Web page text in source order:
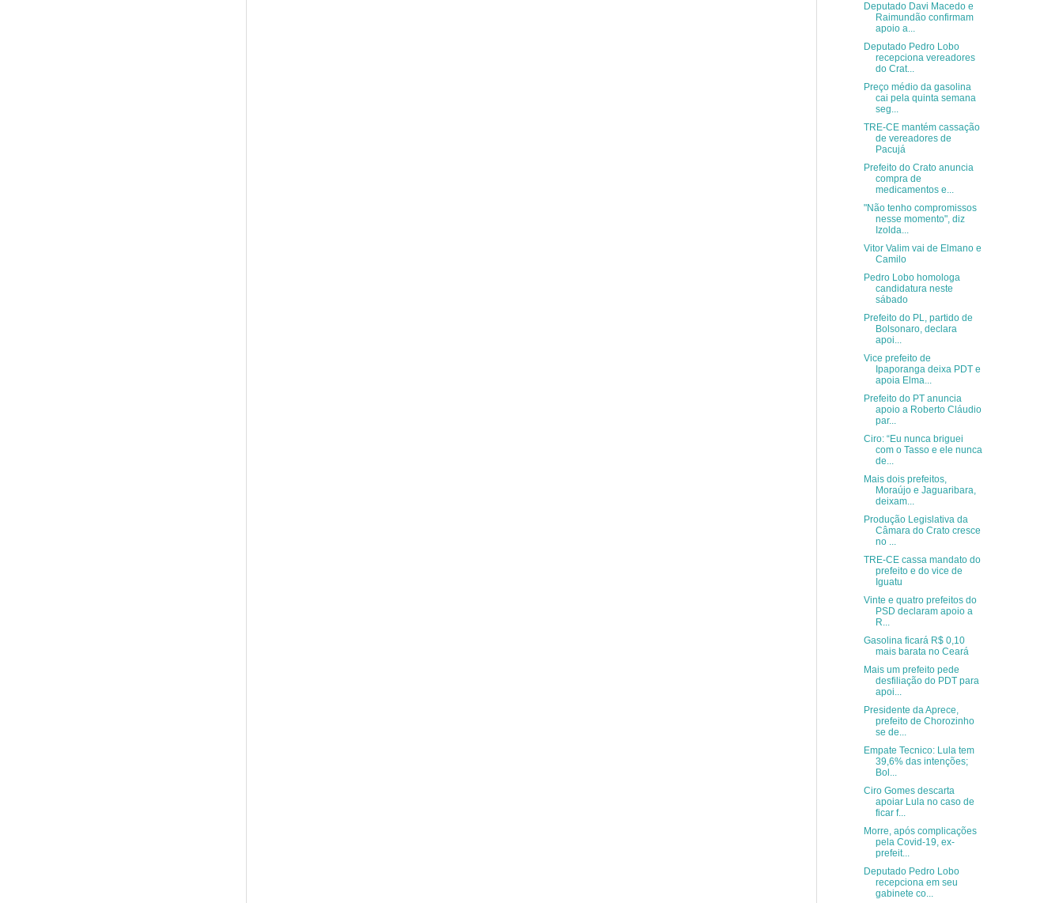
Deputado Davi Macedo e
Raimundão confirmam
apoio a...
Deputado Pedro Lobo
recepciona vereadores
do Crat...
Preço médio da gasolina
cai pela quinta semana
seg...
TRE-CE mantém cassação
de vereadores de
Pacujá
Prefeito do Crato anuncia
compra de
medicamentos e...
"Não tenho compromissos
nesse momento", diz
Izolda...
Vitor Valim vai de Elmano e
Camilo
Pedro Lobo homologa
candidatura neste
sábado
Prefeito do PL, partido de
Bolsonaro, declara
apoi...
Vice prefeito de
Ipaporanga deixa PDT e
apoia Elma...
Prefeito do PT anuncia
apoio a Roberto Cláudio
par...
Ciro: “Eu nunca briguei
com o Tasso e ele nunca
de...
Mais dois prefeitos,
Moraújo e Jaguaribara,
deixam...
Produção Legislativa da
Câmara do Crato cresce
no ...
TRE-CE cassa mandato do
prefeito e do vice de
Iguatu
Vinte e quatro prefeitos do
PSD declaram apoio a
R...
Gasolina ficará R$ 0,10
mais barata no Ceará
Mais um prefeito pede
desfiliação do PDT para
apoi...
Presidente da Aprece,
prefeito de Chorozinho
se de...
Empate Tecnico: Lula tem
39,6% das intenções;
Bol...
Ciro Gomes descarta
apoiar Lula no caso de
ficar f...
Morre, após complicações
pela Covid-19, ex-
prefeit...
Deputado Pedro Lobo
recepciona em seu
gabinete co...